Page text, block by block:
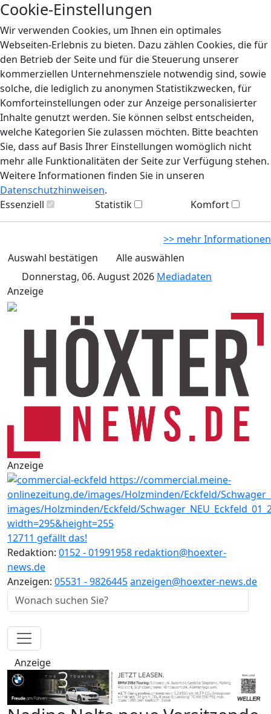
Cookie-Einstellungen
Wir verwenden Cookies, um Ihnen ein optimales
Webseiten-Erlebnis zu bieten. Dazu zählen Cookies, die für
den Betrieb der Seite und für die Steuerung unserer
kommerziellen Unternehmensziele notwendig sind, sowie
solche, die lediglich zu anonymen Statistikzwecken, für
Komforteinstellungen oder zur Anzeige personalisierter
Inhalte genutzt werden. Sie können selbst entscheiden,
welche Kategorien Sie zulassen möchten. Bitte beachten
Sie, dass auf Basis Ihrer Einstellungen womöglich nicht
mehr alle Funktionalitäten der Seite zur Verfügung stehen.
Weitere Informationen finden Sie in unseren
Datenschutzhinweisen.
Essenziell
Statistik Komfort
>> mehr Informationen
Auswahl bestätigen
Alle auswählen
Donnerstag, 06. August 2026 Mediadaten
Anzeige
Anzeige
12711 gefällt das!
Redaktion: 0152 - 01991958 redaktion@hoexter-
news.de
Anzeigen: 05531 - 9826445anzeigen@hoexter-news.de
Anzeige